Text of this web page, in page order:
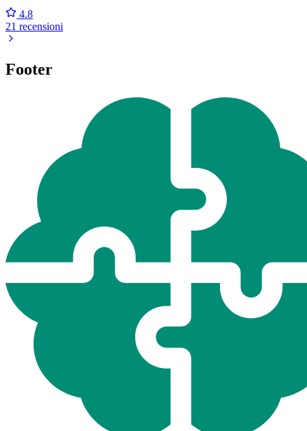
4.8
21 recensioni
Footer